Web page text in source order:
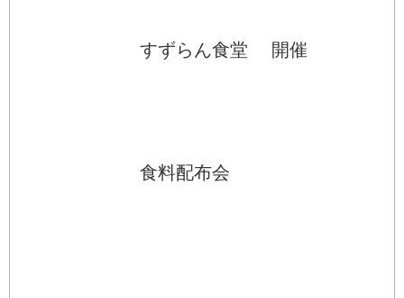
すずらん食堂 開催
食料配布会